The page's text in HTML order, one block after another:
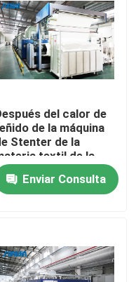
textil
del calor de
de la máquina
Stenter de la
textil de la
que fija proceso
ensanchado en
materia textil
Enviar Consulta